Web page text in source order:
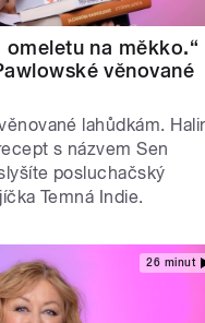
na měkko.“
věnované
lahůdkám.
s názvem Sen
posluchačský
Temná Indie.
26 minut